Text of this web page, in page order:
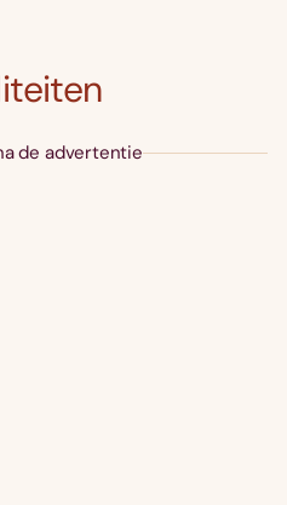
de advertentie